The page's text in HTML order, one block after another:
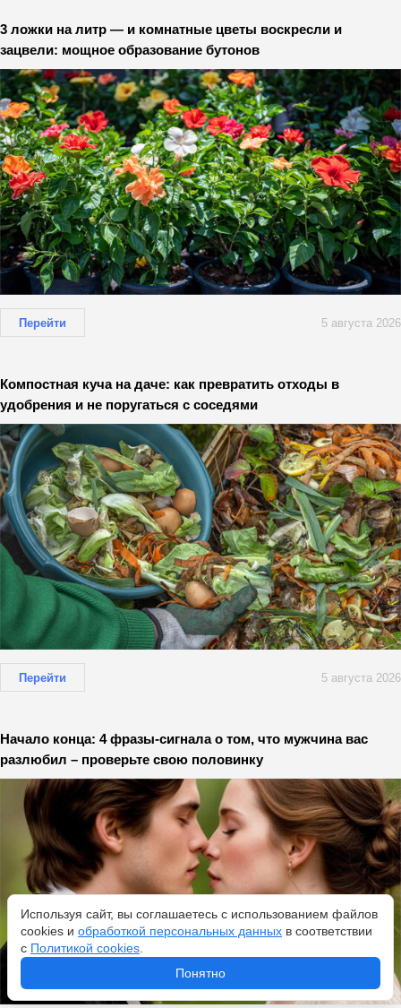
3 ложки на литр — и комнатные цветы воскресли и
зацвели: мощное образование бутонов
Перейти 5 августа 2026
Компостная куча на даче: как превратить отходы в
удобрения и не поругаться с соседями
Перейти 5 августа 2026
Начало конца: 4 фразы-сигнала о том, что мужчина вас
разлюбил – проверьте свою половинку
Используя сайт, вы соглашаетесь с использованием файлов
cookies и обработкой персональных данных в соответствии
с Политикой cookies
Понятно